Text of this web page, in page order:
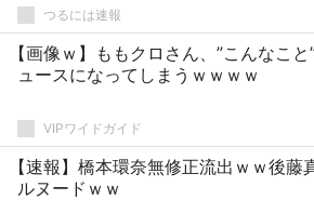
つるには速報
【画像ｗ】ももクロさん、”こんなこと
ュースになってしまうｗｗｗｗ
VIPワイドガイド
【速報】橋本環奈無修正流出ｗｗ後藤
ルヌードｗｗ